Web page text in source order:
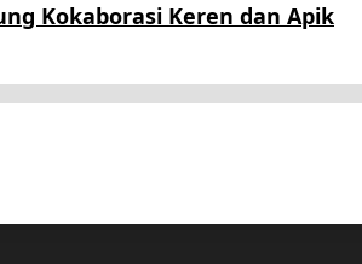
Kokaborasi Keren dan Apik